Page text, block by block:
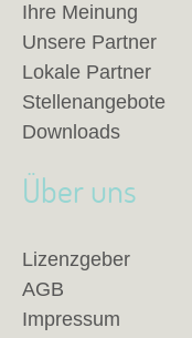
Ihre Meinung
Unsere Partner
Lokale Partner
Stellenangebote
Downloads
Über uns
Lizenzgeber
AGB
Impressum